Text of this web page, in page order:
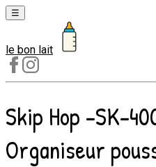
☰
Laits
1er
âge
Laits
2e
âge
le bon lait
Skip Hop -SK-
Organiseur